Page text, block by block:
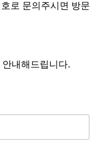
로 문의주시면 방문
내해드립니다.